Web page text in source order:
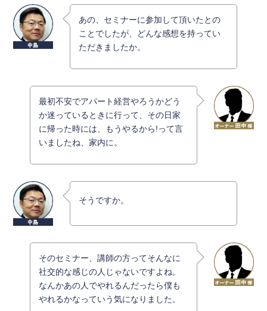
あの、セミナーに参加して頂いたとの
ことでしたが、どんな感想を持ってい
ただきましたか。
最初不安でアパート経営やろうかどう
か迷っているときに行って、その日家
に帰った時には、もうやるから!って言
いましたね、家内に。
そうですか。
そのセミナー、講師の方ってそんなに
社交的な感じの人じゃないですよね。
なんかあの人でやれるんだったら僕も
やれるかなっていう気になりました。